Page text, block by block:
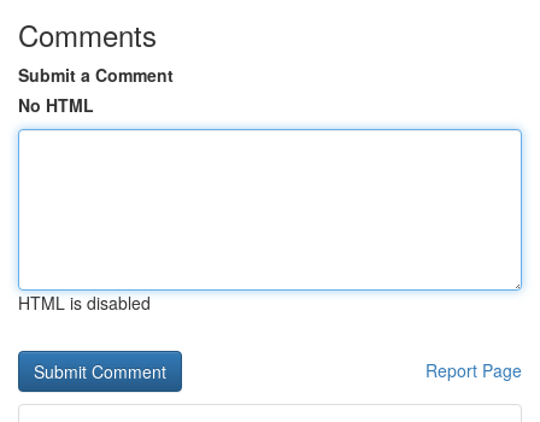
Comments
Submit a Comment
No HTML
HTML is disabled
Report Page